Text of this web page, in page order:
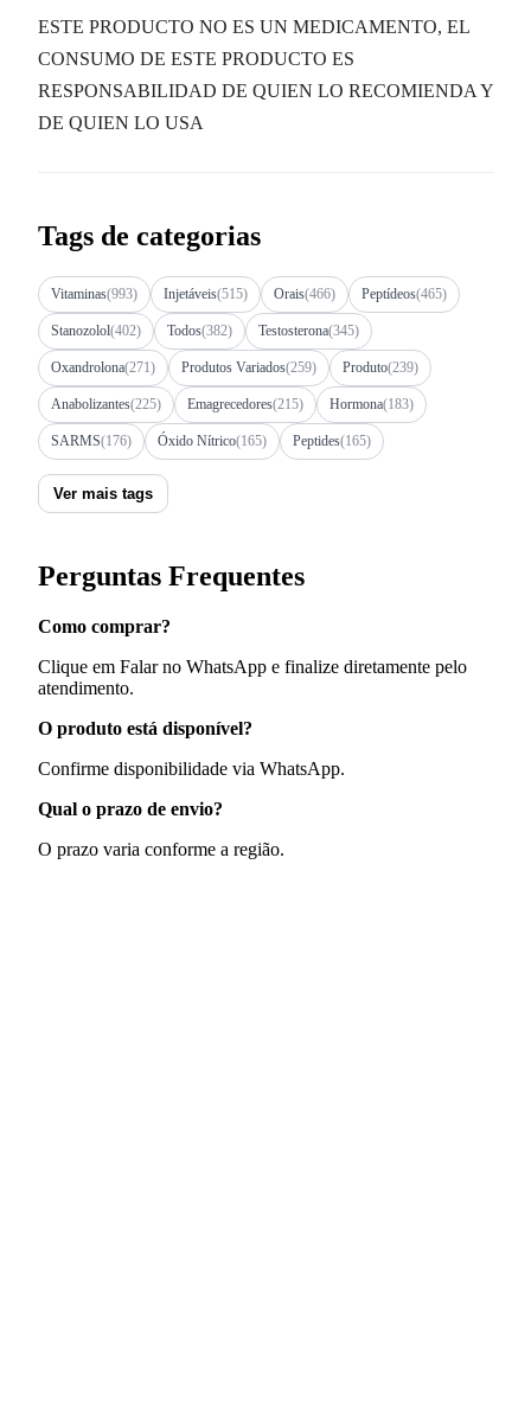
ESTE PRODUCTO NO ES UN MEDICAMENTO, EL
CONSUMO DE ESTE PRODUCTO ES
RESPONSABILIDAD DE QUIEN LO RECOMIENDA Y
DE QUIEN LO USA
Tags de categorias
Vitaminas(993) Injetáveis(515) Orais(466) Peptídeos(465)
Stanozolol(402) Todos(382) Testosterona(345)
Oxandrolona(271) Produtos Variados(259) Produto(239)
Anabolizantes(225) Emagrecedores(215) Hormona(183)
SARMS(176) Óxido Nítrico(165) Peptides(165)
Ver mais tags
Perguntas Frequentes
Como comprar?
Clique em Falar no WhatsApp e finalize diretamente pelo
atendimento.
O produto está disponível?
Confirme disponibilidade via WhatsApp.
Qual o prazo de envio?
O prazo varia conforme a região.